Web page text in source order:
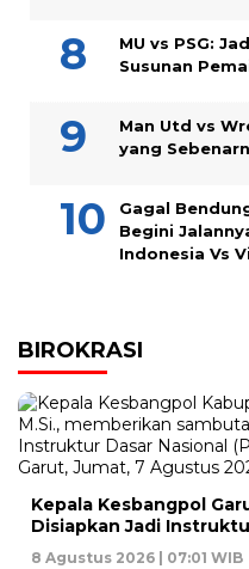
MU vs PSG:
Susunan
Man Utd vs
yang
Gagal
Begini
Indonesia Vs
BIROKRASI
Kepala Kesbangpol
Disiapkan Jadi
8 Agustus 2026 | 07:01 WIB